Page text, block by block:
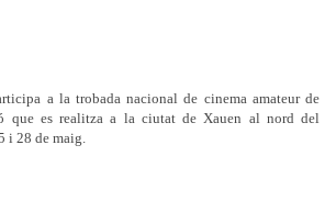
a la trobada nacional de cinema amateur de
que es realitza a la ciutat de Xauen al nord del
i 28 de maig.